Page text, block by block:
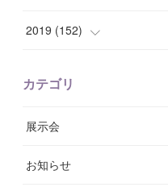
9
(14
( 11)
(14
( 6)
(12
(8)
(9
(13)
(3
(7)
2019 (152)
カテゴリ
展示会
お知らせ